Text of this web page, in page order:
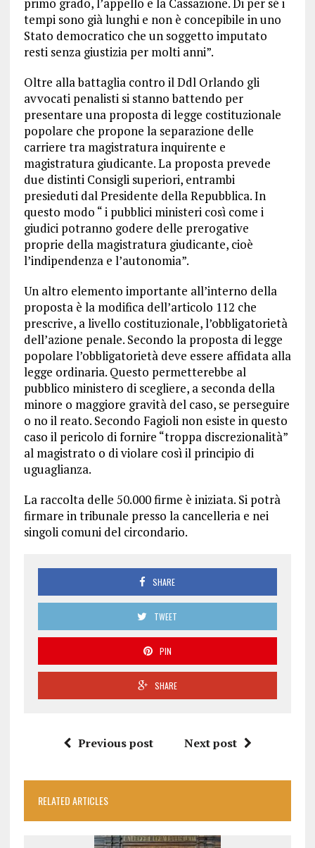
primo grado, l’appello e la Cassazione. Di per sé i
tempi sono già lunghi e non è concepibile in uno
Stato democratico che un soggetto imputato
resti senza giustizia per molti anni”.
Oltre alla battaglia contro il Ddl Orlando gli
avvocati penalisti si stanno battendo per
presentare una proposta di legge costituzionale
popolare che propone la separazione delle
carriere tra magistratura inquirente e
magistratura giudicante. La proposta prevede
due distinti Consigli superiori, entrambi
presieduti dal Presidente della Repubblica. In
questo modo “ i pubblici ministeri così come i
giudici potranno godere delle prerogative
proprie della magistratura giudicante, cioè
l’indipendenza e l’autonomia”.
Un altro elemento importante all’interno della
proposta è la modifica dell’articolo 112 che
prescrive, a livello costituzionale, l’obbligatorietà
dell’azione penale. Secondo la proposta di legge
popolare l’obbligatorietà deve essere affidata alla
legge ordinaria. Questo permetterebbe al
pubblico ministero di scegliere, a seconda della
minore o maggiore gravità del caso, se perseguire
o no il reato. Secondo Fagioli non esiste in questo
caso il pericolo di fornire “troppa discrezionalità”
al magistrato o di violare così il principio di
uguaglianza.
La raccolta delle 50.000 firme è iniziata. Si potrà
firmare in tribunale presso la cancelleria e nei
singoli comuni del circondario.
SHARE
TWEET
PIN
SHARE
Previous post Next post
RELATED ARTICLES